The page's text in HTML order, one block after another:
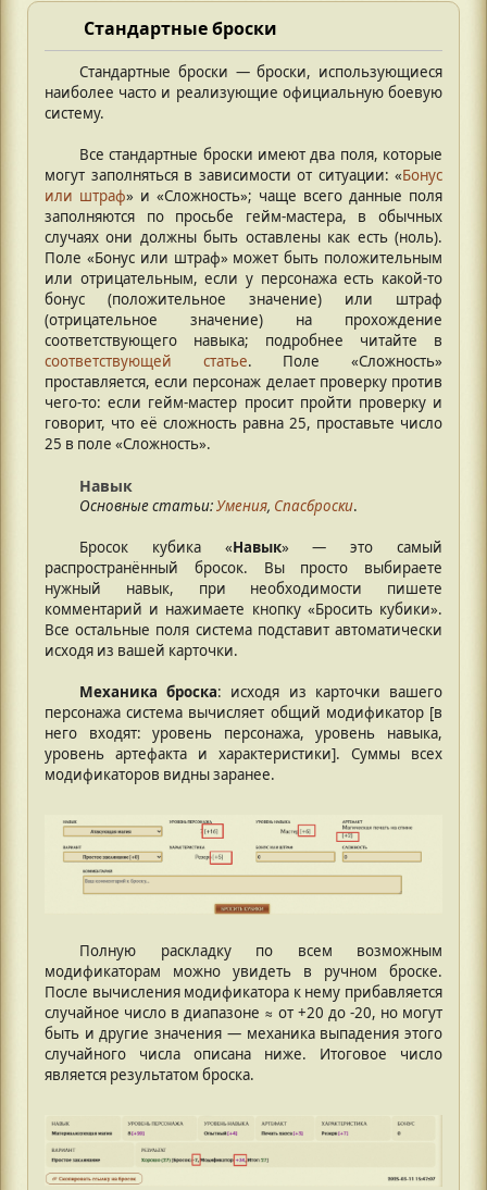
Стандартные броски
Стандартные броски — броски, использующиеся
наиболее часто и реализующие официальную боевую
систему.
Все стандартные броски имеют два поля, которые
могут заполняться в зависимости от ситуации: «Бонус
или штраф» и «Сложность»; чаще всего данные поля
заполняются по просьбе гейм-мастера, в обычных
случаях они должны быть оставлены как есть (ноль).
Поле «Бонус или штраф» может быть положительным
или отрицательным, если у персонажа есть какой-то
бонус (положительное значение) или штраф
(отрицательное значение) на прохождение
соответствующего навыка; подробнее читайте в
соответствующей статье. Поле «Сложность»
проставляется, если персонаж делает проверку против
чего-то: если гейм-мастер просит пройти проверку и
говорит, что её сложность равна 25, проставьте число
25 в поле «Сложность».
Навык
Основные статьи:Умения, Спасброски.
Бросок кубика «Навык» — это самый
распространённый бросок. Вы просто выбираете
нужный навык, при необходимости пишете
комментарий и нажимаете кнопку «Бросить кубики».
Все остальные поля система подставит автоматически
исходя из вашей карточки.
Механика броска: исходя из карточки вашего
персонажа система вычисляет общий модификатор [в
него входят: уровень персонажа, уровень навыка,
уровень артефакта и характеристики]. Суммы всех
модификаторов видны заранее.
Полную раскладку по всем возможным
модификаторам можно увидеть в ручном броске.
После вычисления модификатора к нему прибавляется
случайное число в диапазоне ≈ от +20 до -20, но могут
быть и другие значения — механика выпадения этого
случайного числа описана ниже. Итоговое число
является результатом броска.